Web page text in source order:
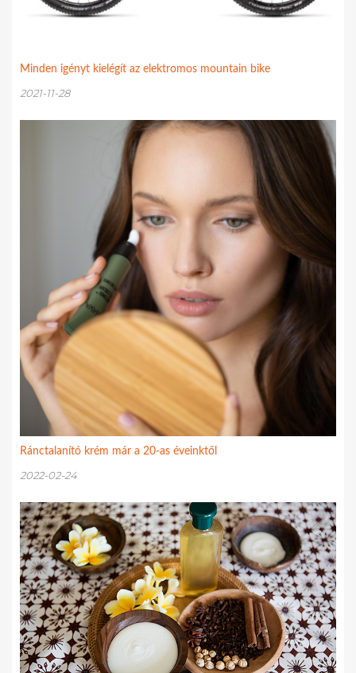
Minden igényt kielégít az elektromos mountain bike
2021-11-28
Ránctalanító krém már a 20-as éveinktől
2022-02-24